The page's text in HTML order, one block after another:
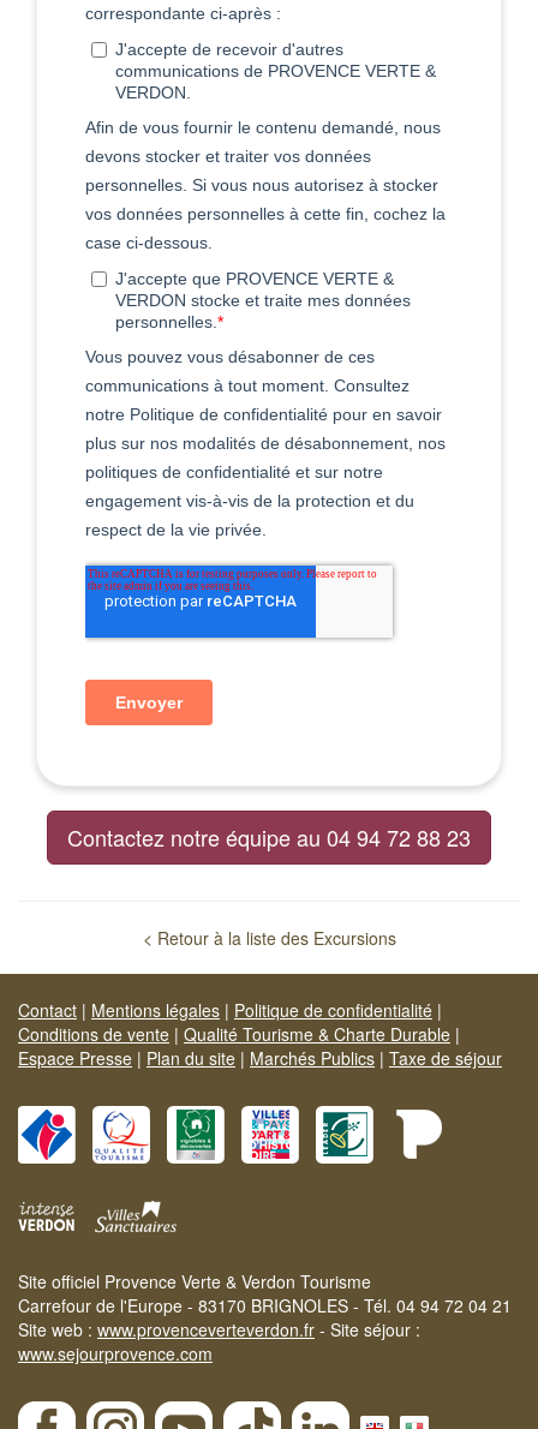
Contactez notre équipe au 04 94 72 88 23
< Retour à la liste des Excursions
Contact | Mentions légales | Politique de confidentialité |
Conditions de vente | Qualité Tourisme & Charte Durable |
Espace Presse | Plan du site | Marchés Publics | Taxe de séjour
Site officiel Provence Verte & Verdon Tourisme
Carrefour de l'Europe - 83170 BRIGNOLES - Tél. 04 94 72 04 21
Site web : www.provenceverteverdon.fr - Site séjour :
www.sejourprovence.com